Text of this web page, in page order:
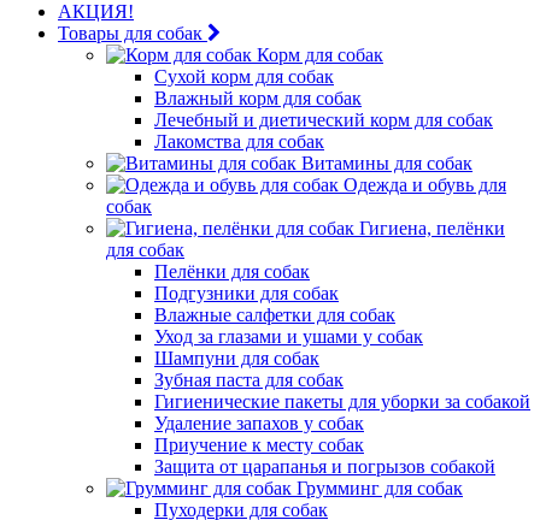
АКЦИЯ!
Товары для собак
Корм для собак
Сухой корм для собак
Влажный корм для собак
Лечебный и диетический корм для собак
Лакомства для собак
Витамины для собак
Одежда и обувь для
собак
Гигиена, пелёнки
для собак
Пелёнки для собак
Подгузники для собак
Влажные салфетки для собак
Уход за глазами и ушами у собак
Шампуни для собак
Зубная паста для собак
Гигиенические пакеты для уборки за собакой
Удаление запахов у собак
Приучение к месту собак
Защита от царапанья и погрызов собакой
Грумминг для собак
Пуходерки для собак